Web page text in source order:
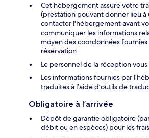
Cet hébergement assure votre
(prestation pouvant donner lieu à
contacter l'hébergement avant
communiquer les informations
moyen des coordonnées
réservation.
Le personnel de la réception
Les informations fournies par
traduites à l’aide d’outils de
Obligatoire à l’arrivée
Dépôt de garantie obligatoire
débit ou en espèces) pour les